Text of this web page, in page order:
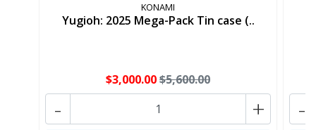
KONAMI
Yugioh: 2025 Mega-Pack Tin case (..
$3,000.00$5,600.00
+
- -